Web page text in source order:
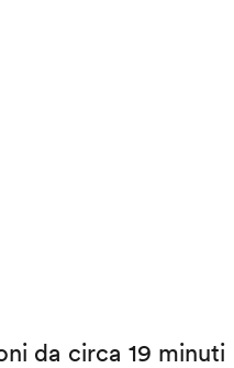
da circa 19 minuti